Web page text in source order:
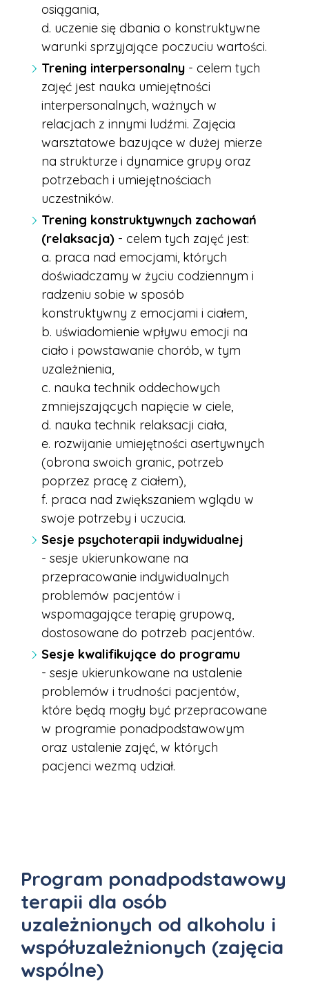
osiągania,
d. uczenie się dbania o konstruktywne
warunki sprzyjające poczuciu wartości.
Trening interpersonalny - celem tych
zajęć jest nauka umiejętności
interpersonalnych, ważnych w
relacjach z innymi ludźmi. Zajęcia
warsztatowe bazujące w dużej mierze
na strukturze i dynamice grupy oraz
potrzebach i umiejętnościach
uczestników.
Trening konstruktywnych zachowań
(relaksacja) - celem tych zajęć jest:
a. praca nad emocjami, których
doświadczamy w życiu codziennym i
radzeniu sobie w sposób
konstruktywny z emocjami i ciałem,
b. uświadomienie wpływu emocji na
ciało i powstawanie chorób, w tym
uzależnienia,
c. nauka technik oddechowych
zmniejszających napięcie w ciele,
d. nauka technik relaksacji ciała,
e. rozwijanie umiejętności asertywnych
(obrona swoich granic, potrzeb
poprzez pracę z ciałem),
f. praca nad zwiększaniem wglądu w
swoje potrzeby i uczucia.
Sesje psychoterapii indywidualnej
- sesje ukierunkowane na
przepracowanie indywidualnych
problemów pacjentów i
wspomagające terapię grupową,
dostosowane do potrzeb pacjentów.
Sesje kwalifikujące do programu
- sesje ukierunkowane na ustalenie
problemów i trudności pacjentów,
które będą mogły być przepracowane
w programie ponadpodstawowym
oraz ustalenie zajęć, w których
pacjenci wezmą udział.
Program ponadpodstawowy
terapii dla osób
uzależnionych od alkoholu i
współuzależnionych (zajęcia
wspólne)